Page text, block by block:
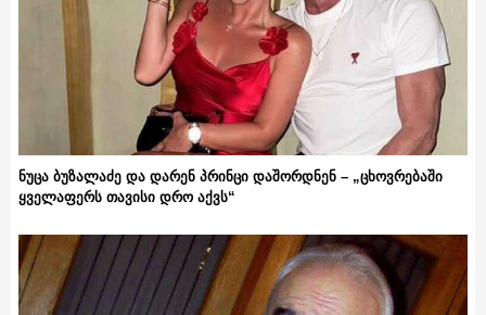
ნუცა ბუზალაძე და დარენ პრინცი დაშორდნენ – „ცხოვრებაში
ყველაფერს თავისი დრო აქვს“